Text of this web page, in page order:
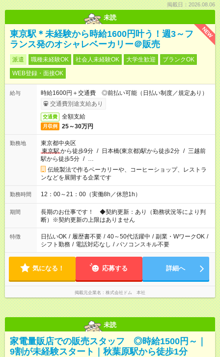
掲載日：2026.08.06
未読
NEW
東京駅＊未経験から時給1600円叶う！週3～フ
ランス発のオシャレベーカリー＠販売
派遣 職種未経験OK 社会人未経験OK 大学生歓迎
ブランクOK
WEB登録・面接OK
給与
時給1600円＋交通費 ◎前払い可能（日払い制度／規定あり）
交通費別途支給あり
交通費 全額支給
月収例 25～30万円
勤務地
東京都中央区
東京駅から徒歩9分 / 日本橋(東京都)駅から徒歩2分 / 三越前
駅から徒歩5分 / …
伝統製法で作るベーカリーや、コーヒーショップ、レストラ
ンなどを展開する企業です
勤務時間 12：00～21：00（実働8h／休憩1h）
期間
長期のお仕事です！ ◆契約更新：あり（勤務状況等により判
断）※契約更新の上限はありません
特徴 日払いOK / 履歴書不要 / 40～50代活躍中 / 副業・WワークOK /
シフト勤務 / 電話対応なし / パソコンスキル不要
気になる！ 応募する 詳細へ
掲載元企業名 株式会社ドム 本社
未読
家電量販店での販売スタッフ ◎時給1500円～｜
9割が未経験スタート｜秋葉原駅から徒歩1分